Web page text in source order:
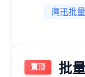
置或者修改
呢？我们还
的，接下来
鹰迅批
批